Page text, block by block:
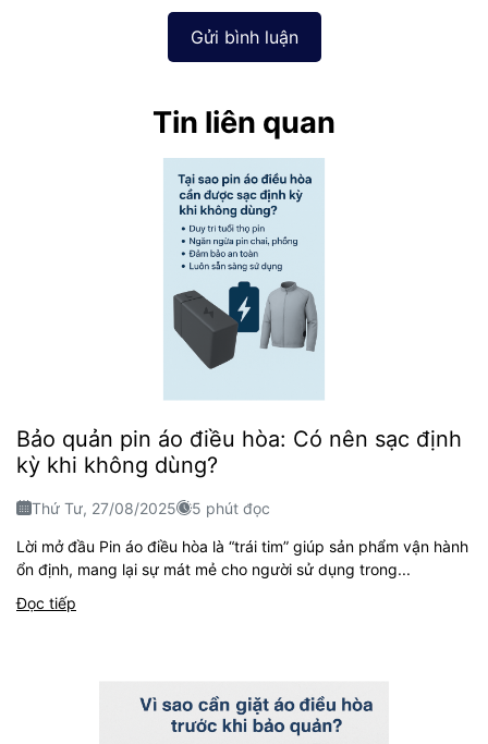
Gửi bình luận
Tin liên quan
Bảo quản pin áo điều hòa: Có nên sạc định
kỳ khi không dùng?
Thứ Tư, 27/08/2025 5 phút đọc
Lời mở đầu Pin áo điều hòa là “trái tim” giúp sản phẩm vận hành
ổn định, mang lại sự mát mẻ cho người sử dụng trong...
Đọc tiếp